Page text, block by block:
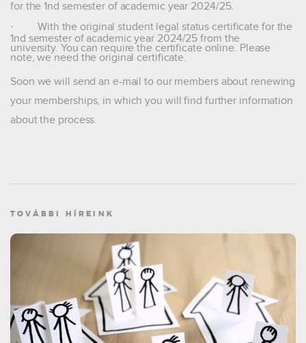
for the 1nd semester of academic year 2024/25.
·
With the original student legal status certificate for the
1nd semester of academic year 2024/25 from the
university. You can require the certificate online. Please
note, we need the original certificate.
Soon we will send an e-mail to our members about renewing
your memberships, in which you will find further information
about the process.
TOVÁBBI HÍREINK